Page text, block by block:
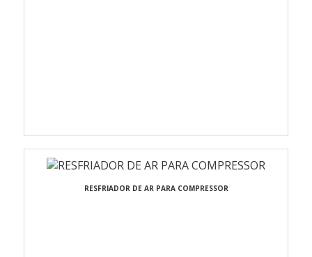
RESFRIADOR DE AR PARA COMPRESSOR